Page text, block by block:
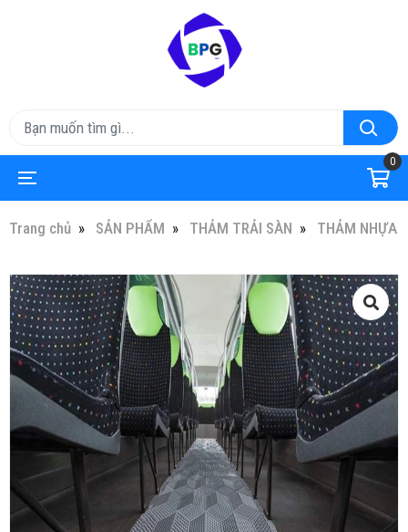
0
Trang chủ SẢN PHẨM THẢM TRẢI SÀN THẢM NHỰA